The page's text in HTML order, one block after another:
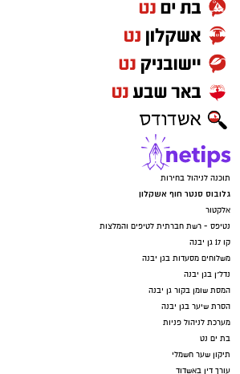
תוכנה לניהול בחירות
גלובוס סנטר חוף אשקלון
אלקטור
נטיפס - רשת חברתית לטיפים והמלצות
קו 17 גן יבנה
משלוחים מסעדות בגן יבנה
נדל"ן בגן יבנה
המסת שומן בקור גן יבנה
הסרת שיער בגן יבנה
מערכת לניהול פניות
בת ים נט
תיקון שער חשמלי
עורך דין באשדוד